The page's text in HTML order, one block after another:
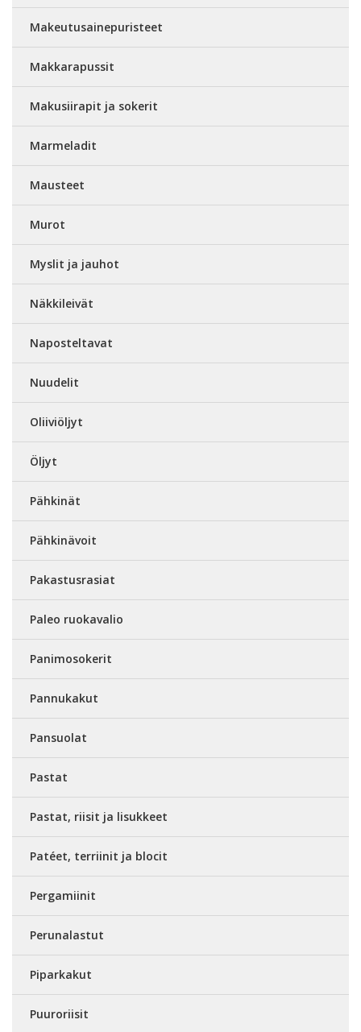
Makeutusainepuristeet
Makkarapussit
Makusiirapit ja sokerit
Marmeladit
Mausteet
Murot
Myslit ja jauhot
Näkkileivät
Naposteltavat
Nuudelit
Oliiviöljyt
Öljyt
Pähkinät
Pähkinävoit
Pakastusrasiat
Paleo ruokavalio
Panimosokerit
Pannukakut
Pansuolat
Pastat
Pastat, riisit ja lisukkeet
Patéet, terriinit ja blocit
Pergamiinit
Perunalastut
Piparkakut
Puuroriisit